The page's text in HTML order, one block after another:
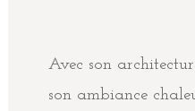
Avec son
son ambiance